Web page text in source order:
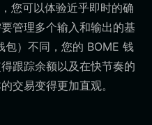
您可以体验近乎即时的确
管理多个输入和输出的基
包）不同，您的 BOME 钱
跟踪余额以及在快节奏的
交易变得更加直观。